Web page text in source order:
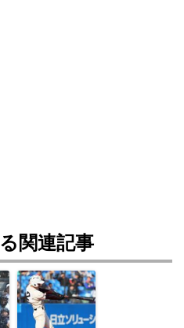
関連記事